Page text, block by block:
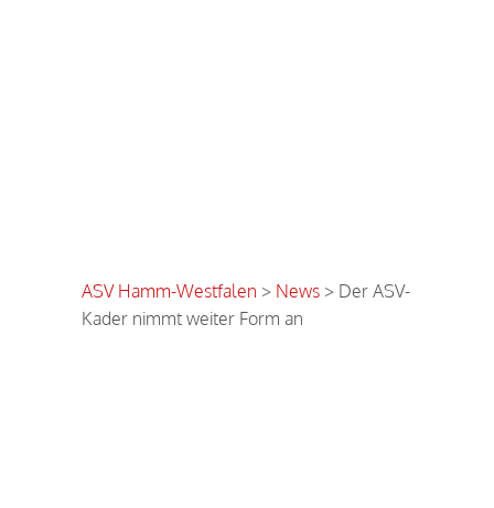
ASV Hamm-Westfalen > News > Der ASV-
Kader nimmt weiter Form an